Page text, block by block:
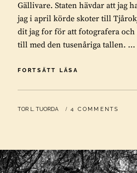
Gällivare. Staten hävdar att jag
jag i april körde skoter till
dit jag for för att fotografera
till med den tusenåriga tallen. …
FORTSÄTT LÄSA
BY
TOR L. TUORDA 4 COMMENTS